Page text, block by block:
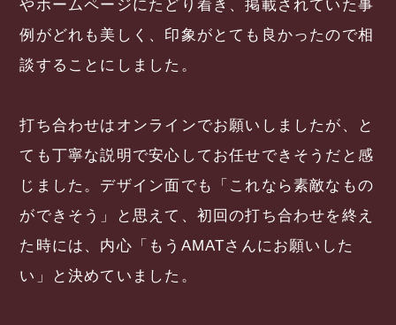
やホームページにたどり着き、掲載されていた事
例がどれも美しく、印象がとても良かったので相
談することにしました。
打ち合わせはオンラインでお願いしましたが、と
ても丁寧な説明で安心してお任せできそうだと感
じました。デザイン面でも「これなら素敵なもの
ができそう」と思えて、初回の打ち合わせを終え
た時には、内心「もうAMATさんにお願いした
い」と決めていました。